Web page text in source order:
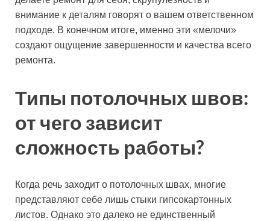
внимание к деталям говорят о вашем ответственном
подходе. В конечном итоге, именно эти «мелочи»
создают ощущение завершенности и качества всего
ремонта.
Типы потолочных швов:
от чего зависит
сложность работы?
Когда речь заходит о потолочных швах, многие
представляют себе лишь стыки гипсокартонных
листов. Однако это далеко не единственный